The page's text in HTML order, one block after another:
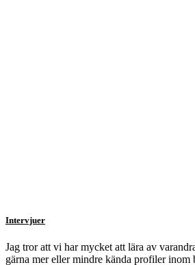
Intervjuer
Jag tror att vi har mycket att lära av
gärna mer eller mindre kända profiler inom